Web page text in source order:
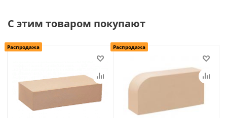
С этим товаром покупают
Распродажа Распродажа